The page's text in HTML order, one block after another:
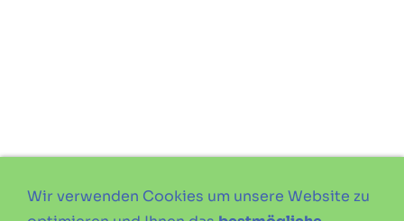
Wir verwenden Cookies um unsere Website zu